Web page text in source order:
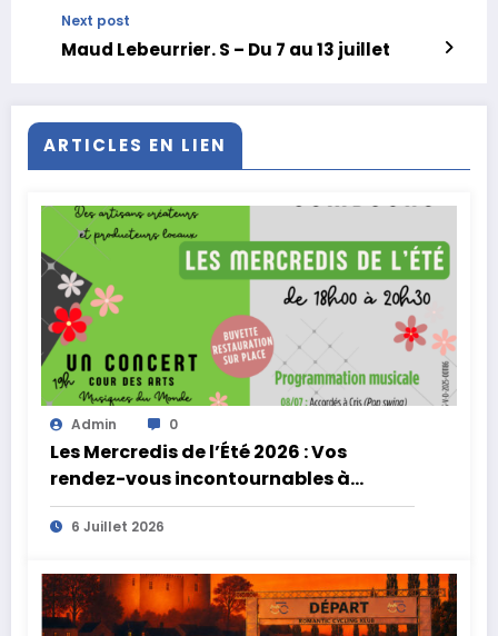
Next post
Maud Lebeurrier. S – Du 7 au 13 juillet
ARTICLES EN LIEN
Admin 0
Les Mercredis de l’Été 2026 : Vos
rendez-vous incontournables à
Combourg !
6 Juillet 2026